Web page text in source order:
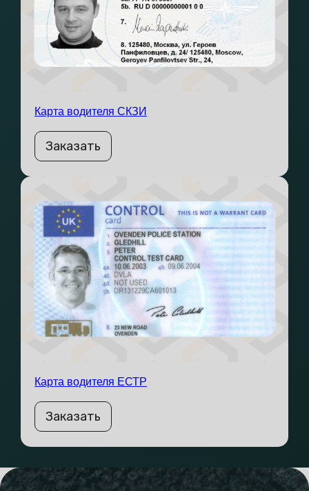
Карта водителя СКЗИ
Заказать
Карта водителя ЕСТР
Заказать